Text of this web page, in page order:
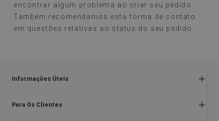
encontrar algum problema ao criar seu pedido.
Também recomendamos esta forma de contato
em questões relativas ao status do seu pedido.
Informações Úteis
Devoluções e reclamações
Para Os Clientes